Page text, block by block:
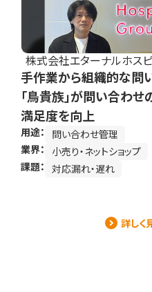
株式会社エターナルホス
手作業から組織的な問
「鳥貴族」が問い合わ
満足度を向上
用途：
問い合わせ管理
業界：
小売り・ネットショップ
課題： 対応漏れ・遅れ
詳しく